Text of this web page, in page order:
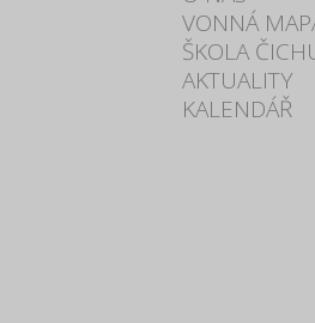
VONNÁ
ŠKOLA
AKTUALITY
KALENDÁŘ